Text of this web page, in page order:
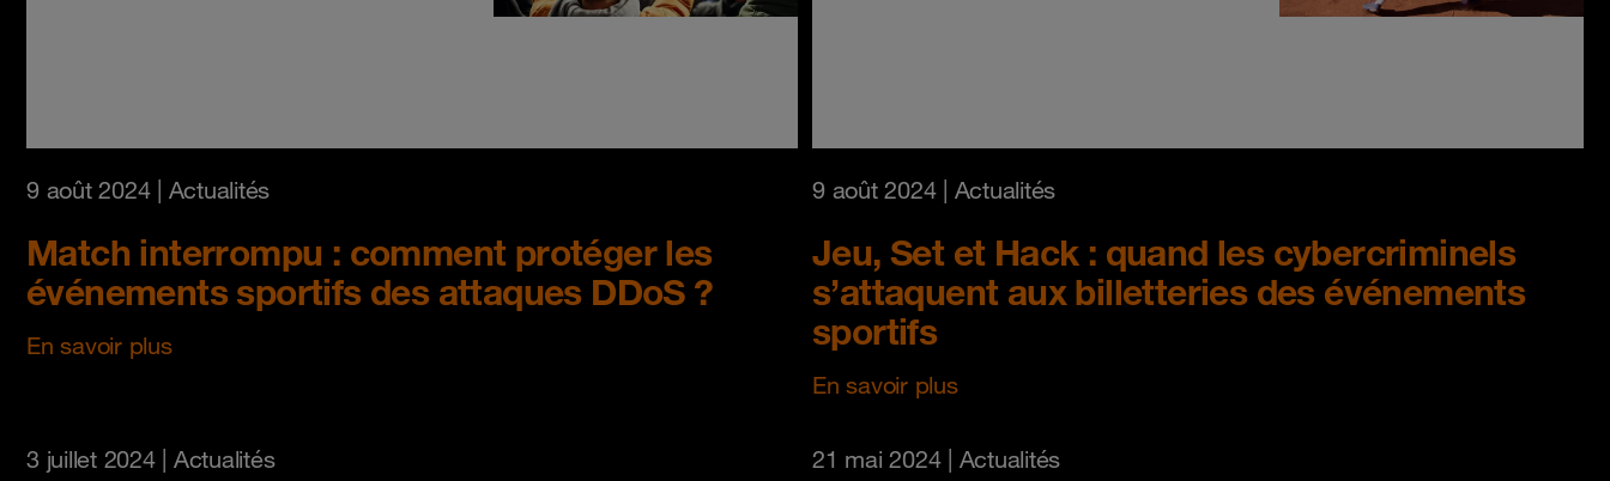
9 août 2024| Actualités
Match interrompu : comment protéger les
événements sportifs des attaques DDoS ?
En savoir plus
9 août 2024| Actualités
Jeu, Set et Hack : quand les cybercriminels
s’attaquent aux billetteries des événements
sportifs
En savoir plus
3 juillet 2024| Actualités 21 mai 2024| Actualités